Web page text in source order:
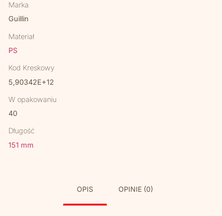
Marka
Guillin
Materiał
PS
Kod Kreskowy
5,90342E+12
W opakowaniu
40
Długość
151 mm
OPIS OPINIE (0)